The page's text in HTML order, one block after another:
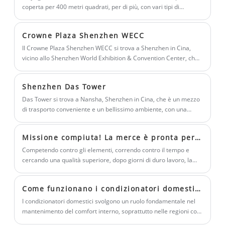
entro 24 ore.
migliorare la capacità operativa e la
durata dell'attrezzatura e stiamo
trovando un agente insieme per
sviluppare alcune macchine per
l'imballaggio creative rivolte al mercato di
fascia alta. Benvenuti a comprare la
un futuro migliore! In qualità di
produttore professionale di pezzi di
ricambio per pompe di calore
acquistare pezzi di ricambio per pompe
ti offriremo il miglior servizio post-
vendita e consegna puntuale.
coperta per 400 metri quadrati, per di più, con vari tipi di
Crowne Plaza Shenzhen WECC
Il Crowne Plaza Shenzhen WECC si trova a Shenzhen in Cina,
vicino allo Shenzhen World Exhibition & Convention Center, che
Shenzhen Das Tower
Das Tower si trova a Nansha, Shenzhen in Cina, che è un mezzo
di trasporto conveniente e un bellissimo ambiente, con una
hotel, banca, ristorazione e servizio fitness. Al fine di garantire
l'utilizzo della domanda giornaliera per l'intero edificio durante
tutto l'anno, adotta la pompa di calore ad aria Blueway, incluso il
ad aria.
Missione compiuta! La merce è pronta per la spedizione!
Competendo contro gli elementi, correndo contro il tempo e
cercando una qualità superiore, dopo giorni di duro lavoro, la
Come funzionano i condizionatori domestici e come scegliere il sistema giusto?
I condizionatori domestici svolgono un ruolo fondamentale nel
mantenimento del comfort interno, soprattutto nelle regioni con